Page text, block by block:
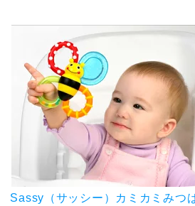
Sassy（サッシー）カミカミみつ